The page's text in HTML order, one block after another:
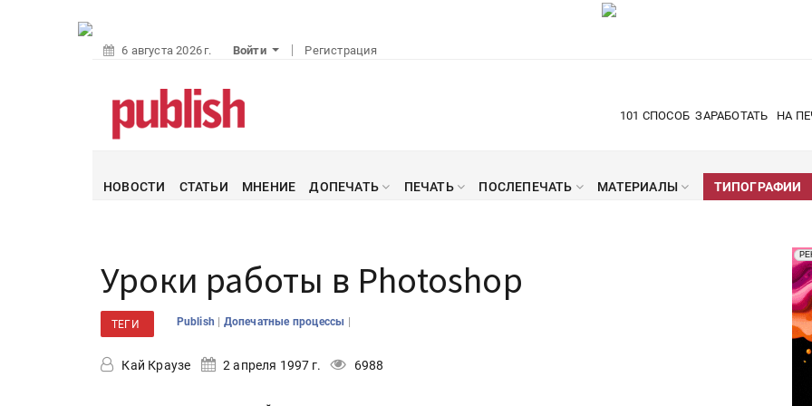
6 августа 2026 г. Войти Регистрация
101 СПОСОБ ЗАРАБОТАТЬ НА
НОВОСТИ СТАТЬИ МНЕНИЕ ДОПЕЧАТЬ ПЕЧАТЬ ПОСЛЕПЕЧАТЬ МАТЕРИАЛЫ ТИПОГРАФИИ
Уроки работы в Photoshop
ТЕГИ Publish | Допечатные процессы |
Кай Краузе 2 апреля 1997 г. 6988